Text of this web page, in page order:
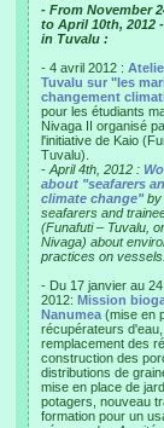
- From November
to April 10th, 2012
in Tuvalu :
- 4 avril 2012 :
Tuvalu sur "les
changement
pour les étudiants
Nivaga II organisé
l'initiative de Kaio
Tuvalu).
- April 4th, 2012 :
about "seafarers
climate change"by
seafarers and
(Funafuti – Tuvalu,
Nivaga) about
practices on vessels.
- Du 17 janvier au
2012: Mission
Nanumea (mise en
récupérateurs d'eau,
remplacement des
construction des
distributions de
mise en place de
potagers, nouveau
formation pour un